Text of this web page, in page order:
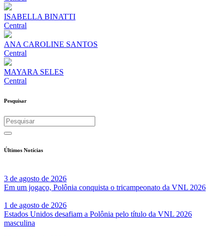
ISABELLA BINATTI
Central
ANA CAROLINE SANTOS
Central
MAYARA SELES
Central
Pesquisar
Últimos Notícias
3 de agosto de 2026
Em um jogaço, Polônia conquista o tricampeonato da VNL 2026
1 de agosto de 2026
Estados Unidos desafiam a Polônia pelo título da VNL 2026
masculina